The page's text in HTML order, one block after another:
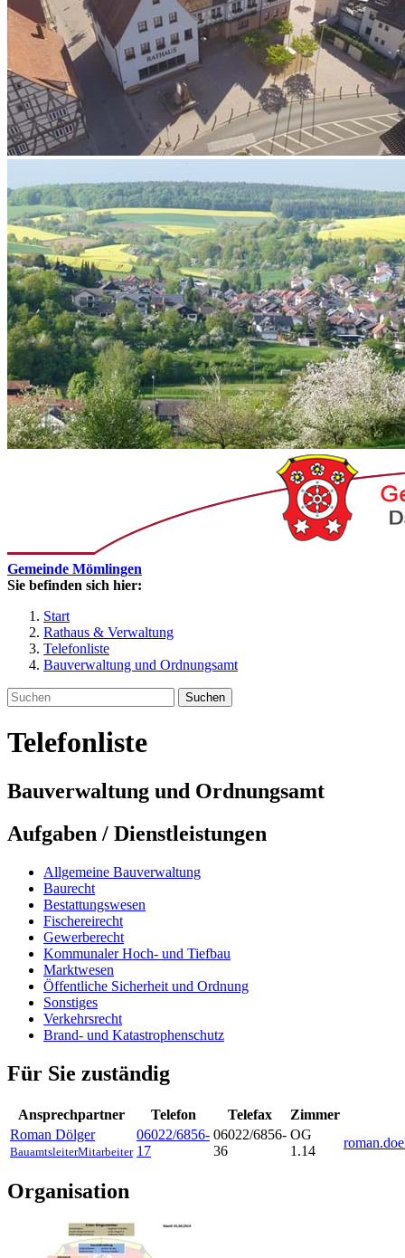
Gemeinde Mömlingen
Sie befinden sich hier:
Start
Rathaus & Verwaltung
Telefonliste
Bauverwaltung und Ordnungsamt
Suchen
Telefonliste
Bauverwaltung und Ordnungsamt
Aufgaben / Dienstleistungen
Allgemeine Bauverwaltung
Baurecht
Bestattungswesen
Fischereirecht
Gewerberecht
Kommunaler Hoch- und Tiefbau
Marktwesen
Öffentliche Sicherheit und Ordnung
Sonstiges
Verkehrsrecht
Brand- und Katastrophenschutz
Für Sie zuständig
Ansprechpartner Telefon Telefax
Zimmer
Roman Dölger
BauamtsleiterMitarbeiter
06022/6856-
17
06022/6856-
36
OG
1.14
Organisation